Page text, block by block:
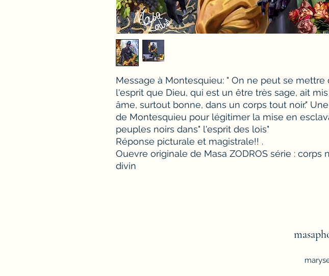
Message à Montesquieu: " On ne peut se mettre
l'esprit que Dieu, qui est un être très sage, ait
âme, surtout bonne, dans un corps tout noir."
de Montesquieu pour légitimer la mise en
peuples noirs dans" l'esprit des lois"
Réponse picturale et magistrale!! .
Ouevre originale de Masa ZODROS série : corps
divin